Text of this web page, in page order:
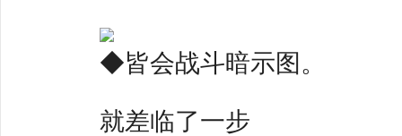
◆皆会战斗暗示图。
就差临了一步